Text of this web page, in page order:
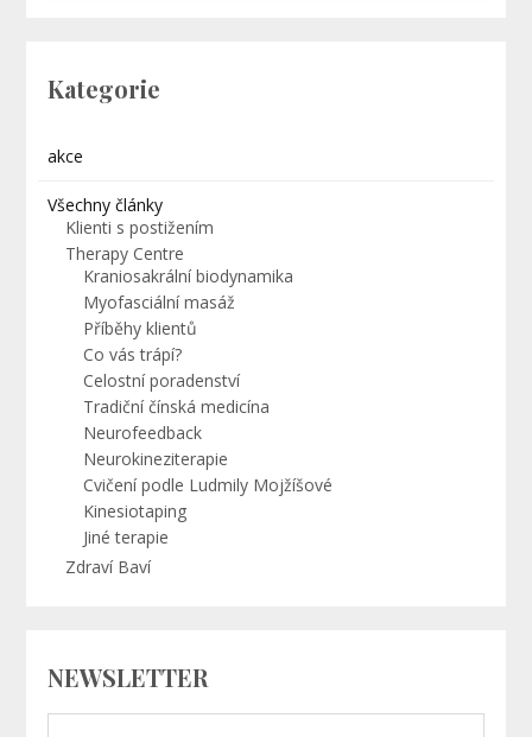
Kategorie
akce
Všechny články
Klienti s postižením
Therapy Centre
Kraniosakrální biodynamika
Myofasciální masáž
Příběhy klientů
Co vás trápí?
Celostní poradenství
Tradiční čínská medicína
Neurofeedback
Neurokineziterapie
Cvičení podle Ludmily Mojžíšové
Kinesiotaping
Jiné terapie
Zdraví Baví
NEWSLETTER